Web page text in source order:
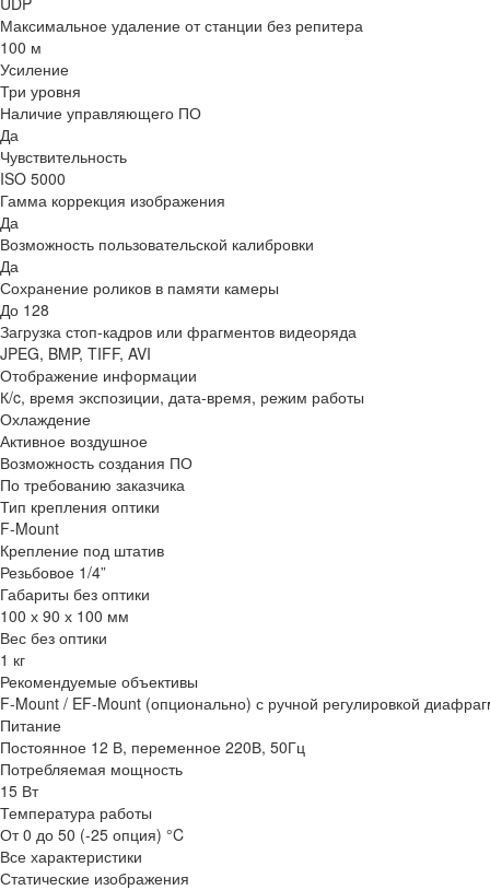
Максимальное удаление от станции без репитера
100 м
Усиление
Три уровня
Наличие управляющего ПО
Да
Чувствительность
ISO 5000
Гамма коррекция изображения
Да
Возможность пользовательской калибровки
Да
Сохранение роликов в памяти камеры
До 128
Загрузка стоп-кадров или фрагментов видеоряда
JPEG, BMP, TIFF, AVI
Отображение информации
К/c, время экспозиции, дата-время, режим работы
Охлаждение
Активное воздушное
Возможность создания ПО
По требованию заказчика
Тип крепления оптики
F-Mount
Крепление под штатив
Резьбовое 1/4”
Габариты без оптики
100 х 90 х 100 мм
Вес без оптики
1 кг
Рекомендуемые объективы
F-Mount / EF-Mount (опционально) с ручной регулировкой
Питание
Постоянное 12 В, переменное 220В, 50Гц
Потребляемая мощность
15 Вт
Температура работы
От 0 до 50 (-25 опция) °C
Все характеристики
Статические изображения